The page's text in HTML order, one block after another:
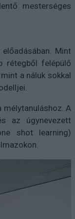
mesterséges
Mint
rétegből felépülő
a náluk sokkal
mélytanuláshoz. A
az úgynevezett
shot learning)